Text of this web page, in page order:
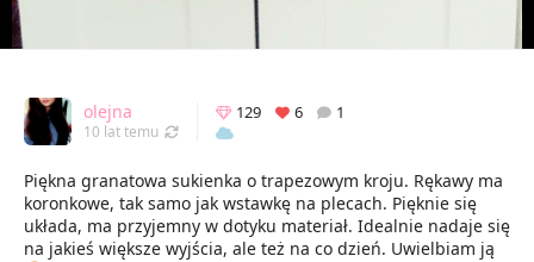
olejna
10 lat temu Odświeżony 10.04.2016 19:09
129 6 1
Piękna granatowa sukienka o trapezowym kroju. Rękawy ma
koronkowe, tak samo jak wstawkę na plecach. Pięknie się
układa, ma przyjemny w dotyku materiał. Idealnie nadaje się
na jakieś większe wyjścia, ale też na co dzień. Uwielbiam ją